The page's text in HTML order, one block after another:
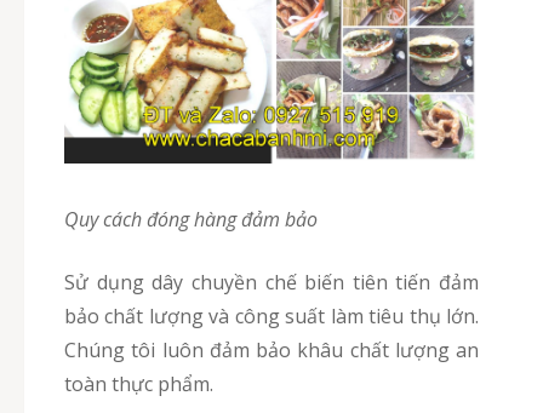
Quy cách đóng hàng đảm bảo
Sử dụng dây chuyền chế biến tiên tiến đảm
bảo chất lượng và công suất làm tiêu thụ lớn.
Chúng tôi luôn đảm bảo khâu chất lượng an
toàn thực phẩm.